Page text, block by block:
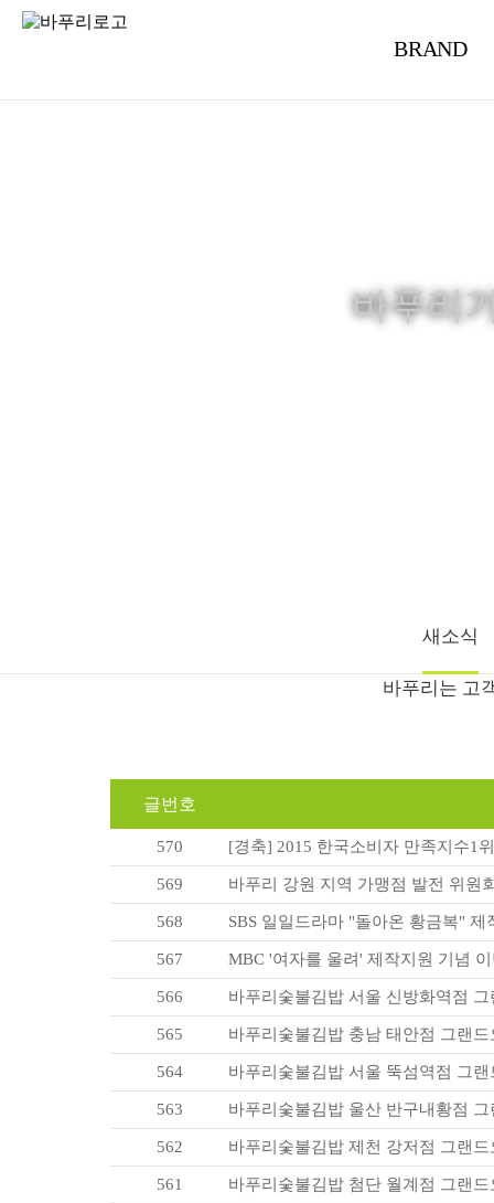
BRAND
바푸리
새소식
바푸리는 고
글번호
570 [경축] 2015 한국소비자 만족지수1
569 바푸리 강원 지역 가맹점 발전 위원
568 SBS 일일드라마 "돌아온 황금복"
567 MBC '여자를 울려' 제작지원 기념
566 바푸리숯불김밥 서울 신방화역점 그
565 바푸리숯불김밥 충남 태안점 그랜드
564 바푸리숯불김밥 서울 뚝섬역점 그랜
563 바푸리숯불김밥 울산 반구내황점 그
562 바푸리숯불김밥 제천 강저점 그랜드
561 바푸리숯불김밥 첨단 월계점 그랜드